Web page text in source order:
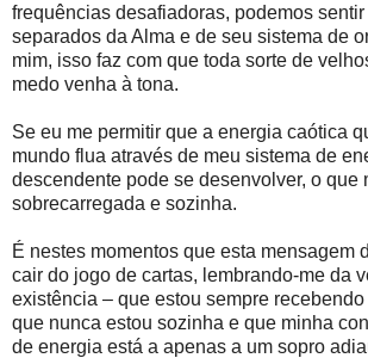
frequências desafiadoras, podemos
separados da Alma e de seu sistema de
mim, isso faz com que toda sorte de
medo venha à tona.
Se eu me permitir que a energia caótica
mundo flua através de meu sistema de
descendente pode se desenvolver, o que
sobrecarregada e sozinha.
É nestes momentos que esta mensagem
cair do jogo de cartas, lembrando-me da
existência – que estou sempre
que nunca estou sozinha e que minha
de energia está a apenas a um sopro